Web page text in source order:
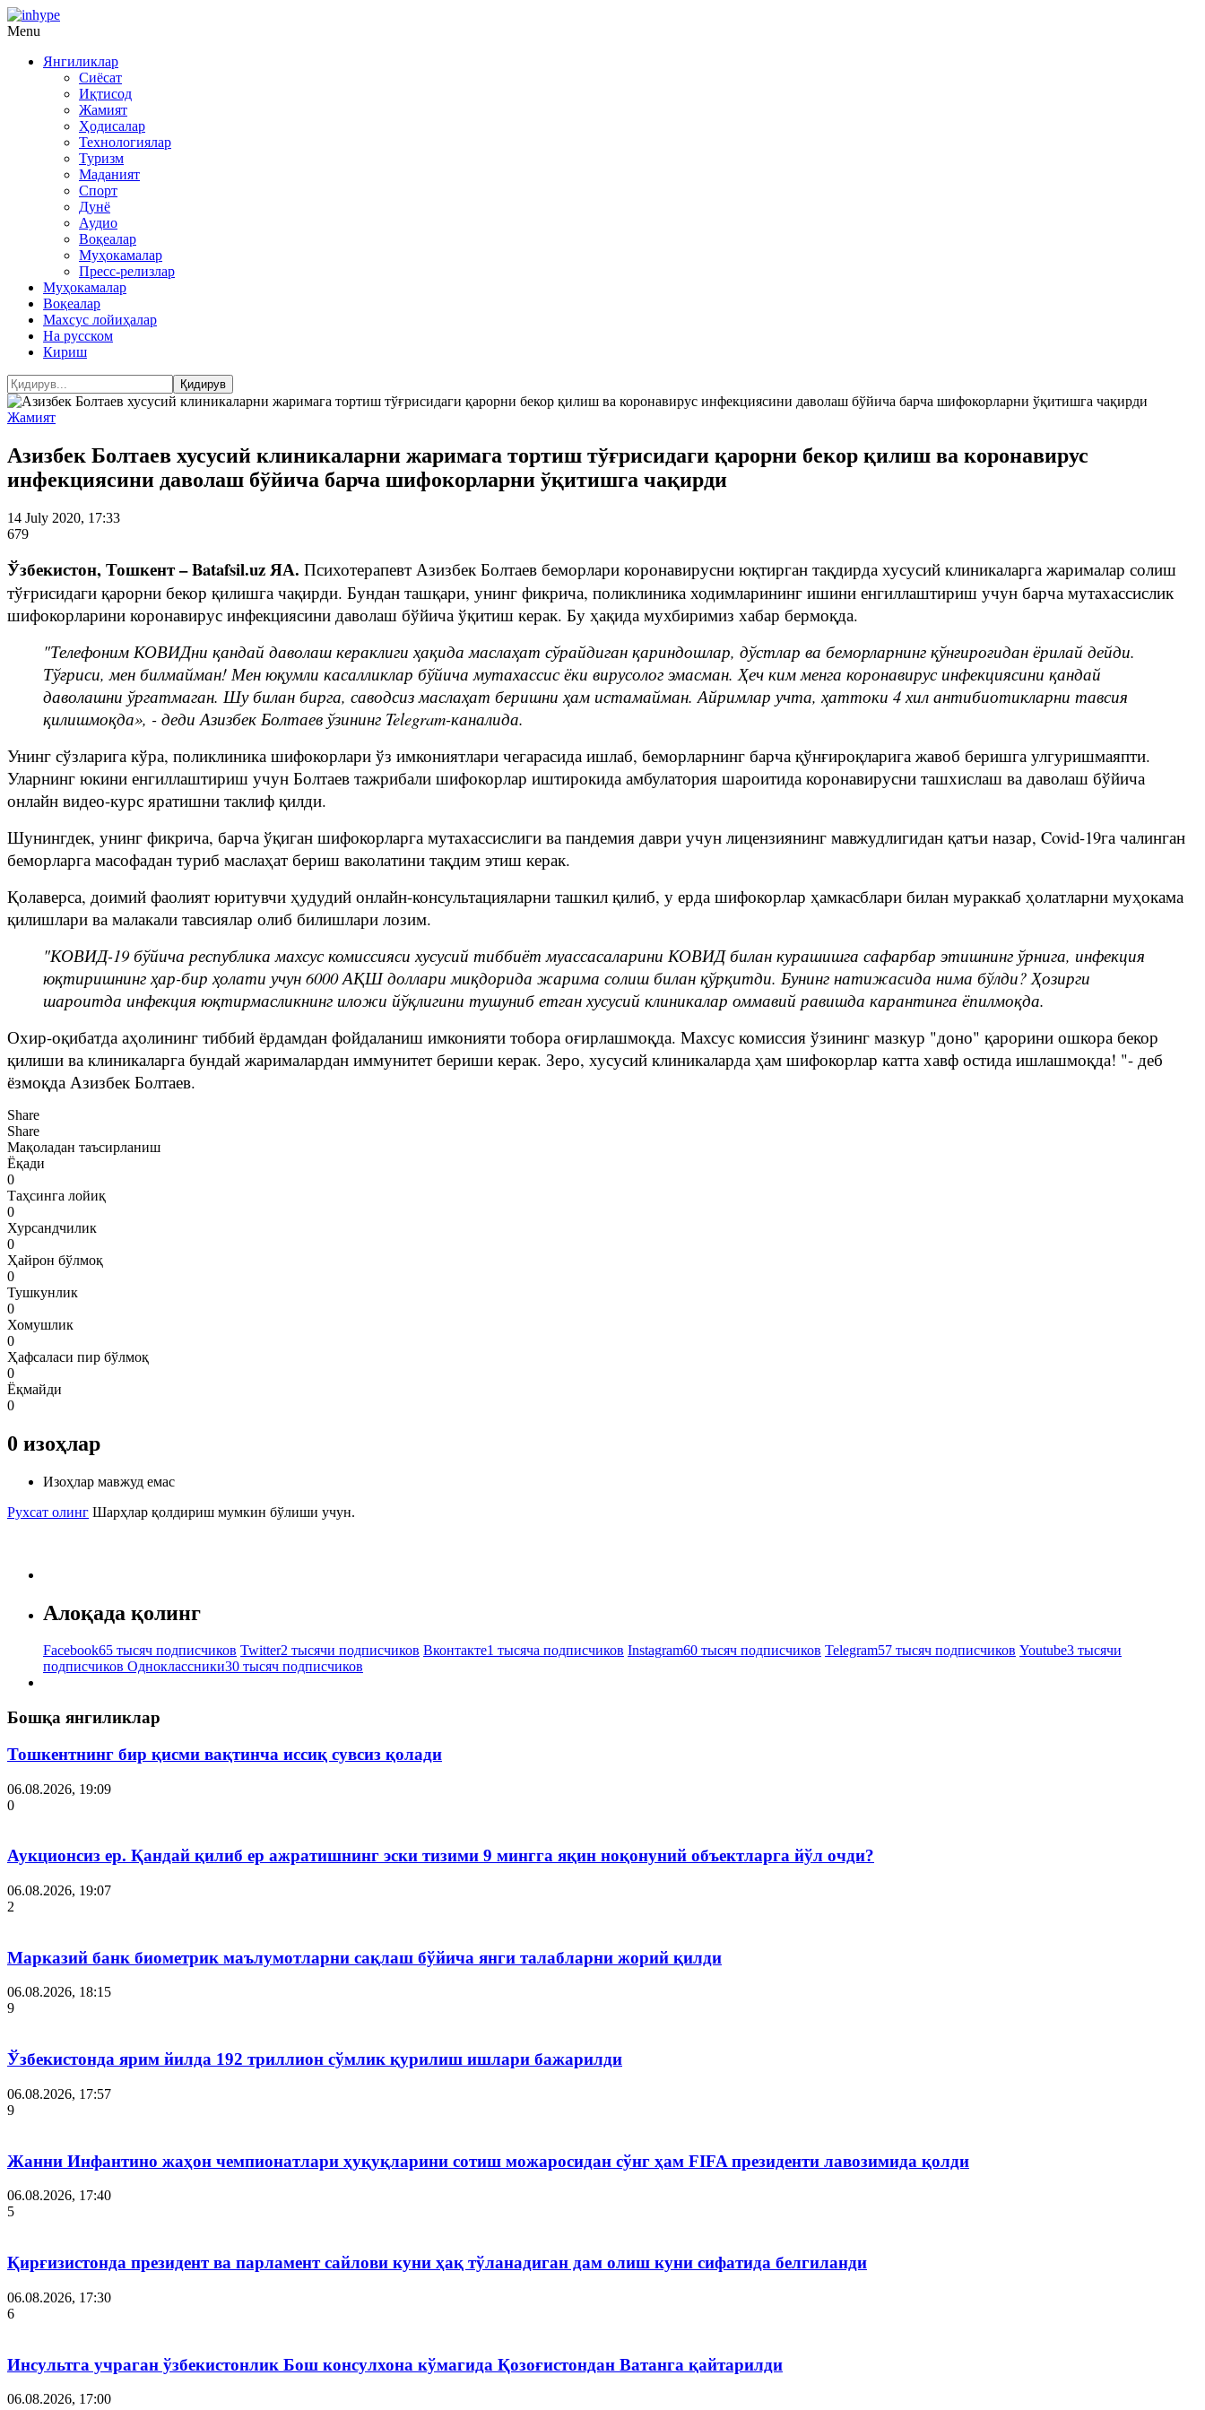
Menu
Янгиликлар
Сиёсат
Иқтисод
Жамият
Ҳодисалар
Технологиялар
Туризм
Маданият
Спорт
Дунё
Аудио
Воқеалар
Муҳокамалар
Пресс-релизлар
Муҳокамалар
Воқеалар
Махсус лойиҳалар
На русском
Кириш
Жамият
Азизбек Болтаев хусусий клиникаларни жаримага тортиш тўғрисидаги қарорни бекор қилиш ва коронавирус
инфекциясини даволаш бўйича барча шифокорларни ўқитишга чақирди
14 July 2020, 17:33
679
Ўзбекистон, Тошкент – Batafsil.uz ЯА. Психотерапевт Азизбек Болтаев беморлари коронавирусни юқтирган тақдирда хусусий клиникаларга жарималар солиш
тўғрисидаги қарорни бекор қилишга чақирди. Бундан ташқари, унинг фикрича, поликлиника ходимларининг ишини енгиллаштириш учун барча мутахассислик
шифокорларини коронавирус инфекциясини даволаш бўйича ўқитиш керак. Бу ҳақида мухбиримиз хабар бермоқда.
"Телефоним КОВИДни қандай даволаш кераклиги ҳақида маслаҳат сўрайдиган қариндошлар, дўстлар ва беморларнинг қўнғироғидан ёрилай дейди.
Тўғриси, мен билмайман! Мен юқумли касалликлар бўйича мутахассис ёки вирусолог эмасман. Ҳеч ким менга коронавирус инфекциясини қандай
даволашни ўргатмаган. Шу билан бирга, саводсиз маслаҳат беришни ҳам истамайман. Айримлар учта, ҳаттоки 4 хил антибиотикларни тавсия
қилишмоқда», - деди Азизбек Болтаев ўзининг Telegram-каналида.
Унинг сўзларига кўра, поликлиника шифокорлари ўз имкониятлари чегарасида ишлаб, беморларнинг барча қўнғироқларига жавоб беришга улгуришмаяпти.
Уларнинг юкини енгиллаштириш учун Болтаев тажрибали шифокорлар иштирокида амбулатория шароитида коронавирусни ташхислаш ва даволаш бўйича
онлайн видео-курс яратишни таклиф қилди.
Шунингдек, унинг фикрича, барча ўқиган шифокорларга мутахассислиги ва пандемия даври учун лицензиянинг мавжудлигидан қатъи назар, Covid-19га чалинган
беморларга масофадан туриб маслаҳат бериш ваколатини тақдим этиш керак.
Қолаверса, доимий фаолият юритувчи ҳудудий онлайн-консультацияларни ташкил қилиб, у ерда шифокорлар ҳамкасблари билан мураккаб ҳолатларни муҳокама
қилишлари ва малакали тавсиялар олиб билишлари лозим.
"КОВИД-19 бўйича республика махсус комиссияси хусусий тиббиёт муассасаларини КОВИД билан курашишга сафарбар этишнинг ўрнига, инфекция
юқтиришнинг ҳар-бир ҳолати учун 6000 АҚШ доллари миқдорида жарима солиш билан қўрқитди. Бунинг натижасида нима бўлди? Ҳозирги
шароитда инфекция юқтирмасликнинг иложи йўқлигини тушуниб етган хусусий клиникалар оммавий равишда карантинга ёпилмоқда.
Охир-оқибатда аҳолининг тиббий ёрдамдан фойдаланиш имконияти тобора оғирлашмоқда. Махсус комиссия ўзининг мазкур "доно" қарорини ошкора бекор
қилиши ва клиникаларга бундай жарималардан иммунитет бериши керак. Зеро, хусусий клиникаларда ҳам шифокорлар катта хавф остида ишлашмоқда! "- деб
ёзмоқда Азизбек Болтаев.
Share
Share
Мақоладан таъсирланиш
Ёқади
0
Таҳсинга лойиқ
0
Хурсандчилик
0
Ҳайрон бўлмоқ
0
Тушкунлик
0
Хомушлик
0
Ҳафсаласи пир бўлмоқ
0
Ёқмайди
0
0 изоҳлар
Изоҳлар мавжуд емас
Рухсат олинг Шарҳлар қолдириш мумкин бўлиши учун.
Алоқада қолинг
Facebook65 тысяч подписчиков Twitter2 тысячи подписчиков Вконтакте1 тысяча подписчиков Instagram60 тысяч подписчиков Telegram57 тысяч подписчиков Youtube3 тысячи
подписчиков Одноклассники30 тысяч подписчиков
Бошқа янгиликлар
Тошкентнинг бир қисми вақтинча иссиқ сувсиз қолади
06.08.2026, 19:09
0
Аукционсиз ер. Қандай қилиб ер ажратишнинг эски тизими 9 мингга яқин ноқонуний объектларга йўл очди?
06.08.2026, 19:07
2
Марказий банк биометрик маълумотларни сақлаш бўйича янги талабларни жорий қилди
06.08.2026, 18:15
9
Ўзбекистонда ярим йилда 192 триллион сўмлик қурилиш ишлари бажарилди
06.08.2026, 17:57
9
Жанни Инфантино жаҳон чемпионатлари ҳуқуқларини сотиш можаросидан сўнг ҳам FIFA президенти лавозимида қолди
06.08.2026, 17:40
5
Қирғизистонда президент ва парламент сайлови куни ҳақ тўланадиган дам олиш куни сифатида белгиланди
06.08.2026, 17:30
6
Инсультга учраган ўзбекистонлик Бош консулхона кўмагида Қозоғистондан Ватанга қайтарилди
06.08.2026, 17:00